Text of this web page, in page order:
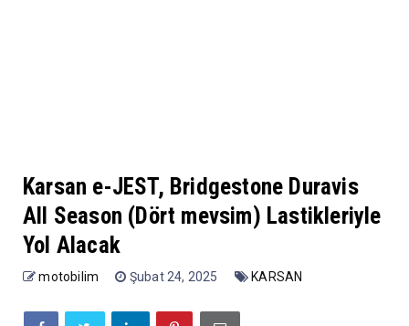
Karsan e-JEST, Bridgestone Duravis
All Season (Dört mevsim) Lastikleriyle
Yol Alacak
motobilim Şubat 24, 2025 KARSAN